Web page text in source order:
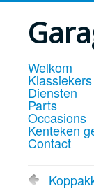
Welkom
Diensten
Parts
Occasions
Kenteken
Contact